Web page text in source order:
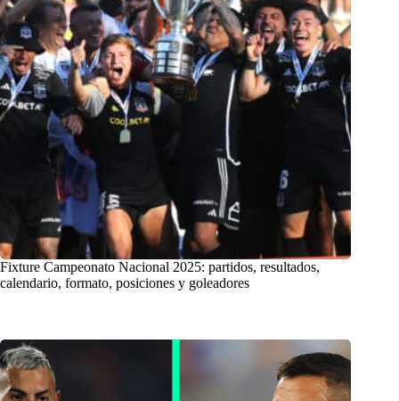
Fixture Campeonato Nacional 2025: partidos, resultados,
calendario, formato, posiciones y goleadores